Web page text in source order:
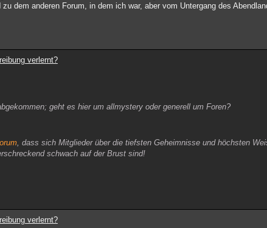
dem anderen Forum, in dem ich war, aber vom Untergang des
verlernt?
geht es hier um allmystery oder generell um Foren?
, dass sich Mitglieder über die tiefsten Geheimnisse und höchsten
schwach auf der Brust sind!
verlernt?